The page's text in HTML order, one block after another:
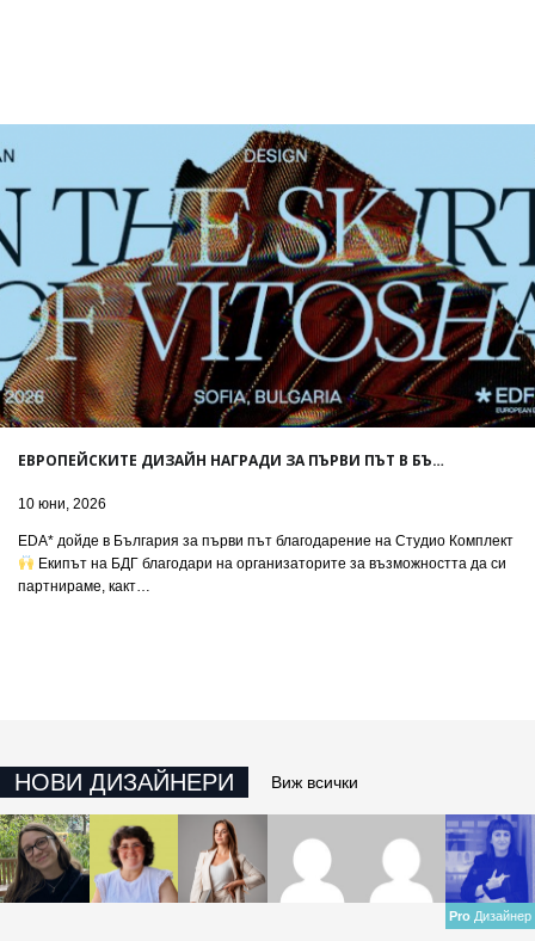
ЕВРОПЕЙСКИТЕ ДИЗАЙН НАГРАДИ ЗА ПЪРВИ ПЪТ В БЪ…
10 юни, 2026
EDA* дойде в България за първи път благодарение на Студио Комплект
Екипът на БДГ благодари на организаторите за възможността да си
партнираме, какт…
НОВИ ДИЗАЙНЕРИ Виж всички
Pro Дизайнер